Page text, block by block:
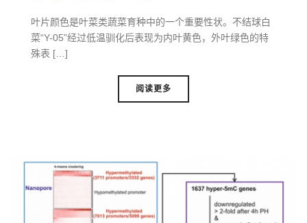
叶片颜色是叶菜类蔬菜育种中的一个重要性状。不结球白
菜“Y-05”经过低温驯化后表现为内叶黄色，外叶绿色的特
殊表 […]
阅读更多